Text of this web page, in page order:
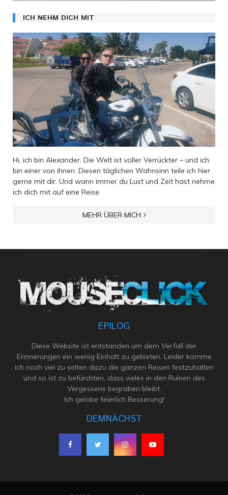
ICH NEHM DICH MIT
Hi, ich bin Alexander. Die Welt ist voller Verrückter – und ich
bin einer von ihnen. Diesen täglichen Wahnsinn teile ich hier
gerne mit dir. Und wann immer du Lust und Zeit hast nehme
ich dich mit auf eine Reise.
MEHR ÜBER MICH
EPILOG
Diese Website ist entstanden um dem Verfall der
Erinnerungen ein wenig Einhalt zu gebieten. Leider komme
ich noch viel zu selten dazu die ganzen Reisen festzuhalten
und so ist zu befürchten, dass vieles in den Ruinen des
Vergessens begraben bleibt.
Ich gelobe feierlich Besserung!
DEMNÄCHST